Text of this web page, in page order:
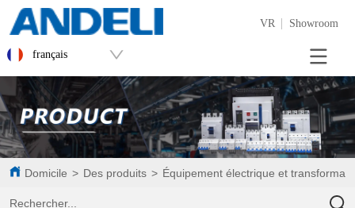
VR Showroom
français
Domicile > Des produits > Équipement électrique et